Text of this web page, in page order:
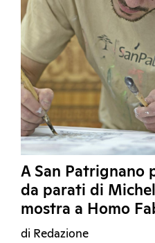
A San Patrignano
da parati di
mostra a Homo
di Redazione